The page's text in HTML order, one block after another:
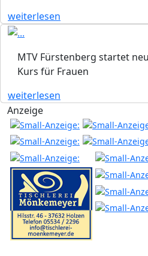
weiterlesen
MTV Fürstenberg startet
Kurs für Frauen
weiterlesen
Anzeige